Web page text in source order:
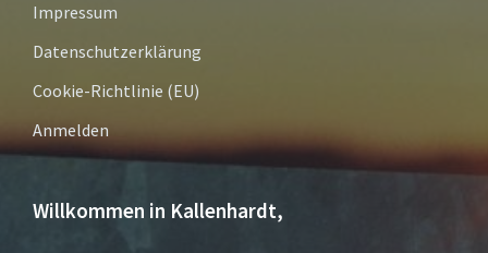
Impressum
Datenschutzerklärung
Cookie-Richtlinie (EU)
Anmelden
Willkommen in Kallenhardt,